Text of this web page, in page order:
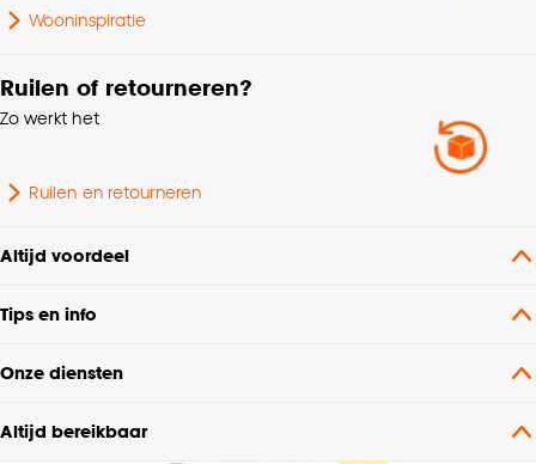
Wooninspiratie
Ruilen of retourneren?
Zo werkt het
Ruilen en retourneren
Altijd voordeel
Tips en info
Onze diensten
Altijd bereikbaar